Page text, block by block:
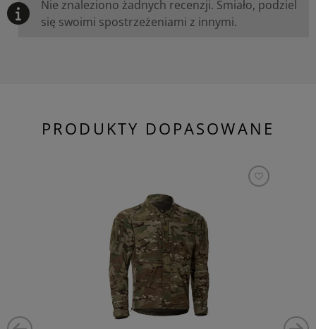
Nie znaleziono żadnych recenzji. Śmiało, podziel
się swoimi spostrzeżeniami z innymi.
PRODUKTY DOPASOWANE